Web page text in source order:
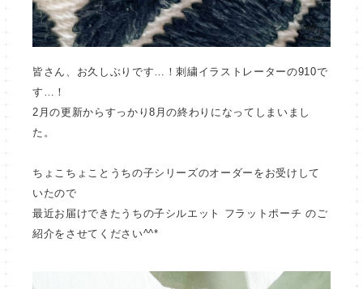
皆さん、お久しぶりです…！刺繍イラストレーターの910で
す…！
2月の更新からすっかり8月の終わりになってしまいまし
た。
ちょこちょことうちの子シリーズのオーダーをお受けして
いたので
最近お届けできたうちの子シルエット フラットポーチ のご
紹介をさせてください^^*